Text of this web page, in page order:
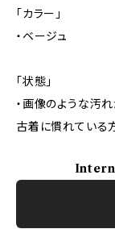
「カラー」
・ベージュ
「状態」
・画像のような汚れ
古着に慣れている